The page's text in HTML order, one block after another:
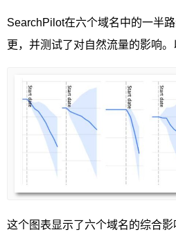
SearchPilot在六个域名中的一半
更，并测试了对自然流量的影响。
这个图表显示了六个域名的综合